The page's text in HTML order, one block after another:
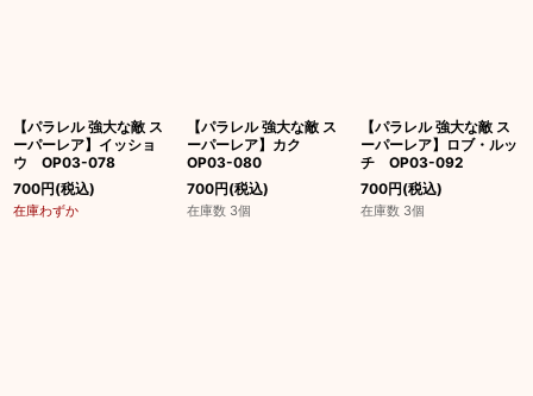
【パラレル 強大な敵 ス
ーパーレア】イッショ
ウ OP03-078
700円(税込)
在庫わずか
【パラレル 強大な敵 ス
ーパーレア】カク
OP03-080
700円(税込)
在庫数 3個
【パラレル 強大な敵 ス
ーパーレア】ロブ・ルッ
チ OP03-092
700円(税込)
在庫数 3個